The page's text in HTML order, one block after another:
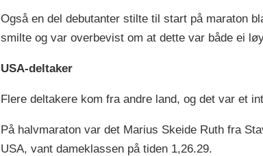
Også en del debutanter stilte til start på maraton
smilte og var overbevist om at dette var både ei
USA-deltaker
Flere deltakere kom fra andre land, og det var et
På halvmaraton var det Marius Skeide Ruth fra
USA, vant dameklassen på tiden 1,26.29.